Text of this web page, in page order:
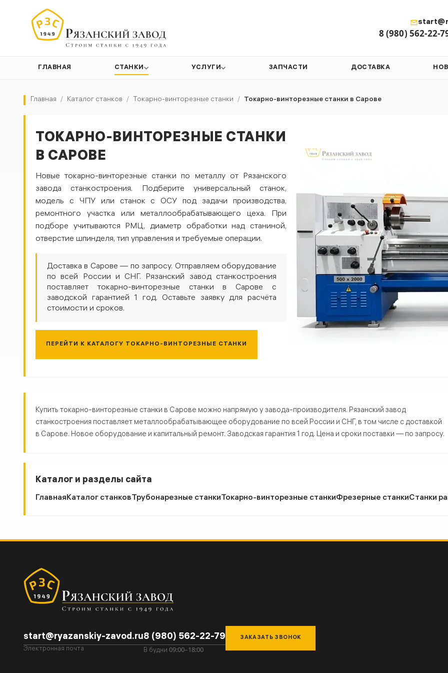
8 (980) 562-22-
ГЛАВНАЯ СТАНКИ УСЛУГИ ЗАПЧАСТИ ДОСТАВКА
Главная / Каталог станков / Токарно-винторезные станки / Токарно-винторезные станки в Сарове
ТОКАРНО-ВИНТОРЕЗНЫЕ СТАНКИ
В САРОВЕ
Новые токарно-винторезные станки по металлу от Рязанского
завода станкостроения. Подберите универсальный станок,
модель с ЧПУ или станок с ОСУ под задачи производства,
ремонтного участка или металлообрабатывающего цеха. При
подборе учитываются РМЦ, диаметр обработки над станиной,
отверстие шпинделя, тип управления и требуемые операции.
Доставка в Сарове — по запросу. Отправляем оборудование
по всей России и СНГ. Рязанский завод станкостроения
поставляет токарно-винторезные станки в Сарове с
заводской гарантией 1 год. Оставьте заявку для расчёта
стоимости и сроков.
ПЕРЕЙТИ К КАТАЛОГУ ТОКАРНО-ВИНТОРЕЗНЫЕ СТАНКИ
Токарно-винторезные станки в Сарове — купить от производителя
Купить токарно-винторезные станки в Сарове можно напрямую у завода-производителя. Рязанский завод
станкостроения поставляет металлообрабатывающее оборудование по всей России и СНГ, в том числе с доставкой
в Сарове. Новое оборудование и капитальный ремонт. Заводская гарантия 1 год. Цена и сроки поставки — по запросу.
Каталог и разделы сайта
ГлавнаяКаталог станковТрубонарезные станкиТокарно-винторезные станкиФрезерные станкиСтанки
start@ryazanskiy-zavod.ru
Электронная почта
8 (980) 562-22-79
В будни 09:00–18:00
ЗАКАЗАТЬ ЗВОНОК